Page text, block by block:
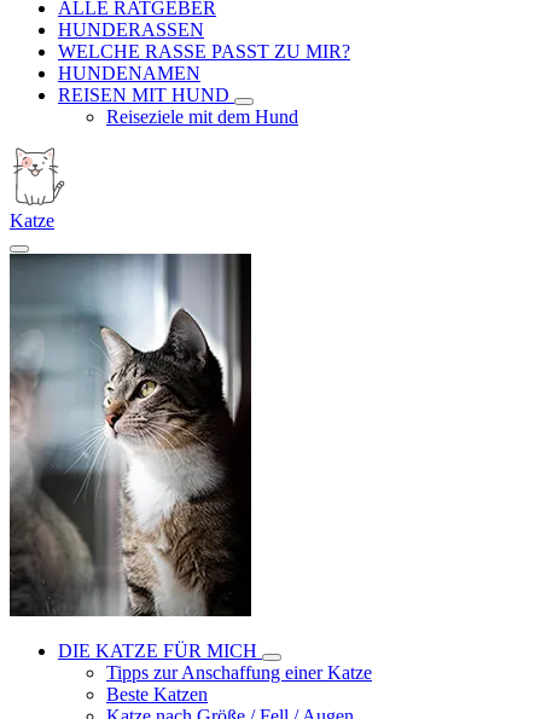
ALLE RATGEBER
HUNDERASSEN
WELCHE RASSE PASST ZU MIR?
HUNDENAMEN
REISEN MIT HUND
Reiseziele mit dem Hund
Katze
DIE KATZE FÜR MICH
Tipps zur Anschaffung einer Katze
Beste Katzen